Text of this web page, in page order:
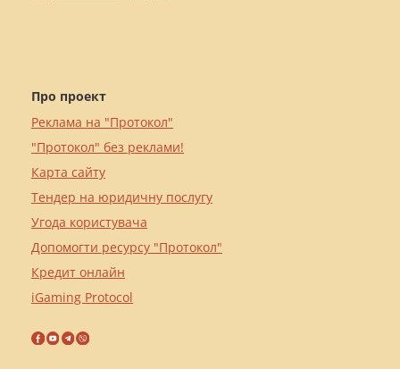
Про проект
Реклама на "Протокол"
"Протокол" без реклами!
Карта сайту
Тендер на юридичну послугу
Угода користувача
Допомогти ресурсу "Протокол"
Кредит онлайн
iGaming Protocol